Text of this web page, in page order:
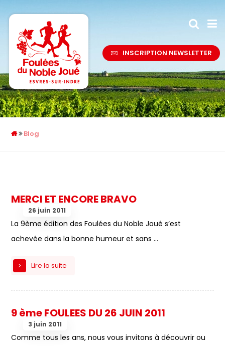
INSCRIPTION NEWSLETTER
Blog
MERCI ET ENCORE BRAVO
26 juin 2011
La 9ème édition des Foulées du Noble Joué s’est
achevée dans la bonne humeur et sans ...
Lire la suite
9 ème FOULEES DU 26 JUIN 2011
3 juin 2011
Comme tous les ans, nous vous invitons à découvrir ou